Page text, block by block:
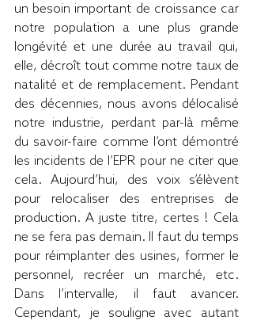
un besoin important de croissance car
notre population a une plus grande
longévité et une durée au travail qui,
elle, décroît tout comme notre taux de
natalité et de remplacement. Pendant
des décennies, nous avons délocalisé
notre industrie, perdant par-là même
du savoir-faire comme l’ont démontré
les incidents de l’EPR pour ne citer que
cela. Aujourd’hui, des voix s’élèvent
pour relocaliser des entreprises de
production. A juste titre, certes ! Cela
ne se fera pas demain. Il faut du temps
pour réimplanter des usines, former le
personnel, recréer un marché, etc.
Dans l’intervalle, il faut avancer.
Cependant, je souligne avec autant